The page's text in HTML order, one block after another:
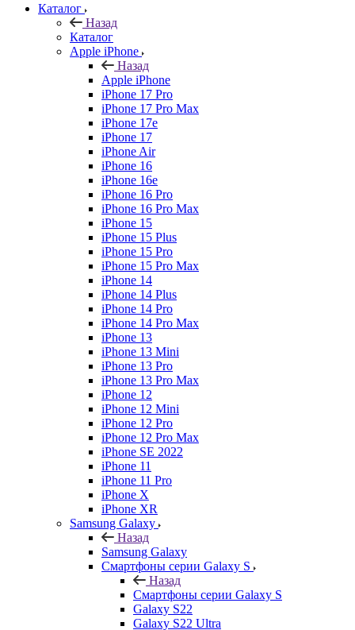
Каталог
Назад
Каталог
Apple iPhone
Назад
Apple iPhone
iPhone 17 Pro
iPhone 17 Pro Max
iPhone 17e
iPhone 17
iPhone Air
iPhone 16
iPhone 16e
iPhone 16 Pro
iPhone 16 Pro Max
iPhone 15
iPhone 15 Plus
iPhone 15 Pro
iPhone 15 Pro Max
iPhone 14
iPhone 14 Plus
iPhone 14 Pro
iPhone 14 Pro Max
iPhone 13
iPhone 13 Mini
iPhone 13 Pro
iPhone 13 Pro Max
iPhone 12
iPhone 12 Mini
iPhone 12 Pro
iPhone 12 Pro Max
iPhone SE 2022
iPhone 11
iPhone 11 Pro
iPhone X
iPhone XR
Samsung Galaxy
Назад
Samsung Galaxy
Смартфоны серии Galaxy S
Назад
Смартфоны серии Galaxy S
Galaxy S22
Galaxy S22 Ultra